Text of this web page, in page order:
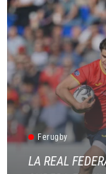
Ferugby
LA REAL